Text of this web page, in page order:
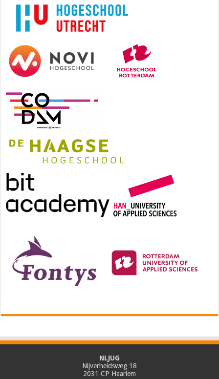
NLJUG
Nijverheidsweg 18
2031 CP Haarlem